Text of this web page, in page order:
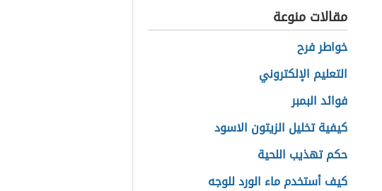
مقالات منوعة
خواطر فرح
التعليم الإلكتروني
فوائد البمبر
كيفية تخليل الزيتون الاسود
حكم تهذيب اللحية
كيف أستخدم ماء الورد للوجه